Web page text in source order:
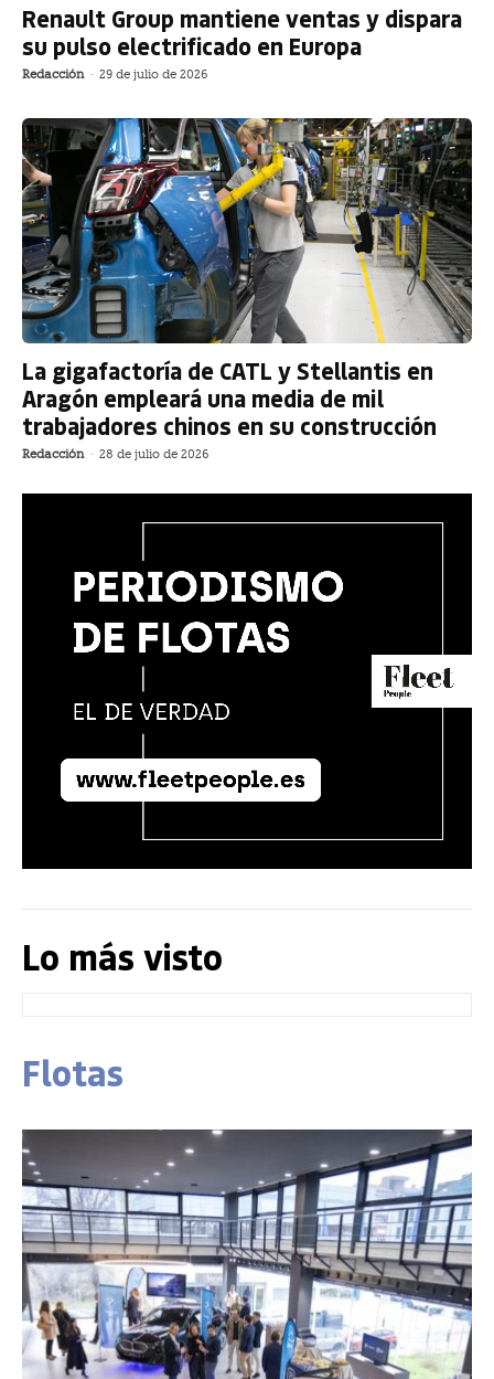
Renault Group mantiene ventas y dispara
su pulso electrificado en Europa
Redacción - 29 de julio de 2026
La gigafactoría de CATL y Stellantis en
Aragón empleará una media de mil
trabajadores chinos en su construcción
Redacción - 28 de julio de 2026
Lo más visto
Flotas